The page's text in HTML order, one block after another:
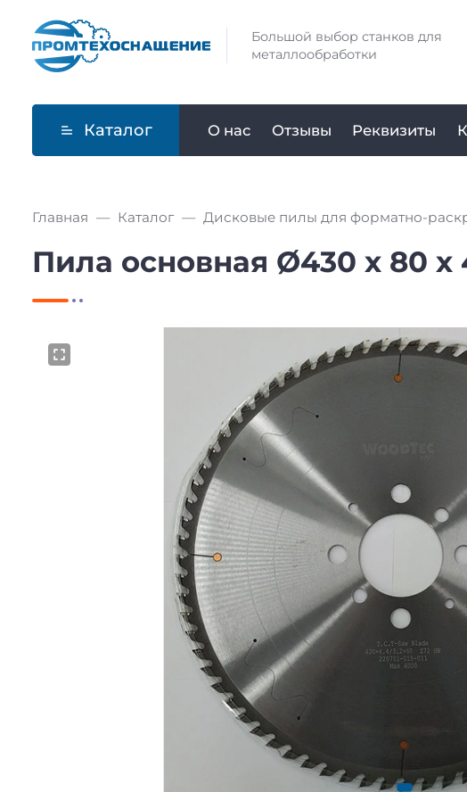
Большой выбор станков для
металлообработки
Каталог О нас Отзывы Реквизиты
Главная Каталог Дисковые пилы для форматно-
Пила основная Ø430 х 80 х